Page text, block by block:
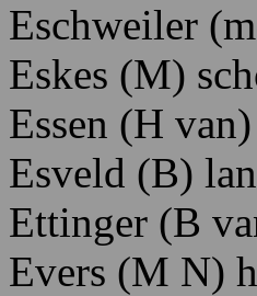
Eschweiler
Eskes (M)
Essen (H van)
Esveld (B)
Ettinger (B
Evers (M N)